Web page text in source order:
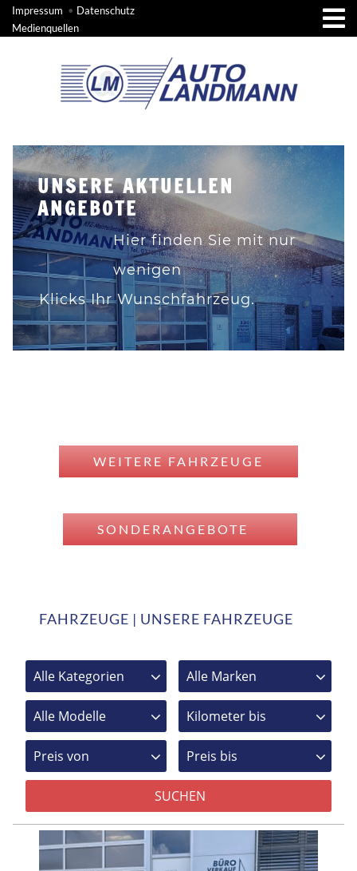
Impressum • Datenschutz
Medienquellen
UNSERE AKTUELLEN
ANGEBOTE
Hier finden Sie mit nur
wenigen
Klicks Ihr Wunschfahrzeug.
WEITERE FAHRZEUGE
SONDERANGEBOTE
FAHRZEUGE | UNSERE FAHRZEUGE